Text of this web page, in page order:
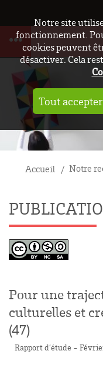
Notre site
fonctionnement.
cookies peuvent
désactiver. Cela
Tout accepter
Accueil Notre
Pour une
culturelles et
(47)
Rapport d’étude -